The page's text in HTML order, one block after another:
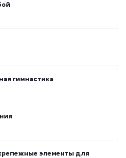
гимнастика
элементы для